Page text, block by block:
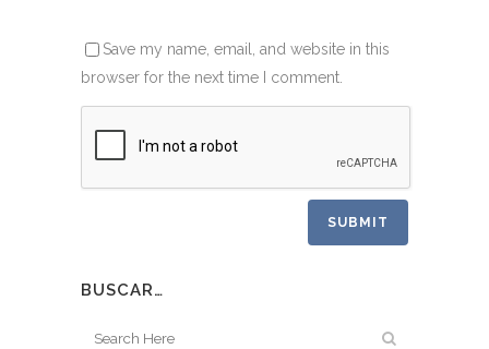
Save my name, email, and website in this
browser for the next time I comment.
BUSCAR…